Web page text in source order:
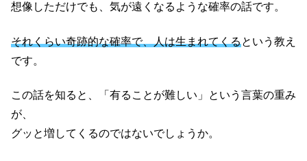
想像しただけでも、気が遠くなるような確率の話です。
それくらい奇跡的な確率で、人は生まれてくるという教え
です。
この話を知ると、「有ることが難しい」という言葉の重み
が、
グッと増してくるのではないでしょうか。